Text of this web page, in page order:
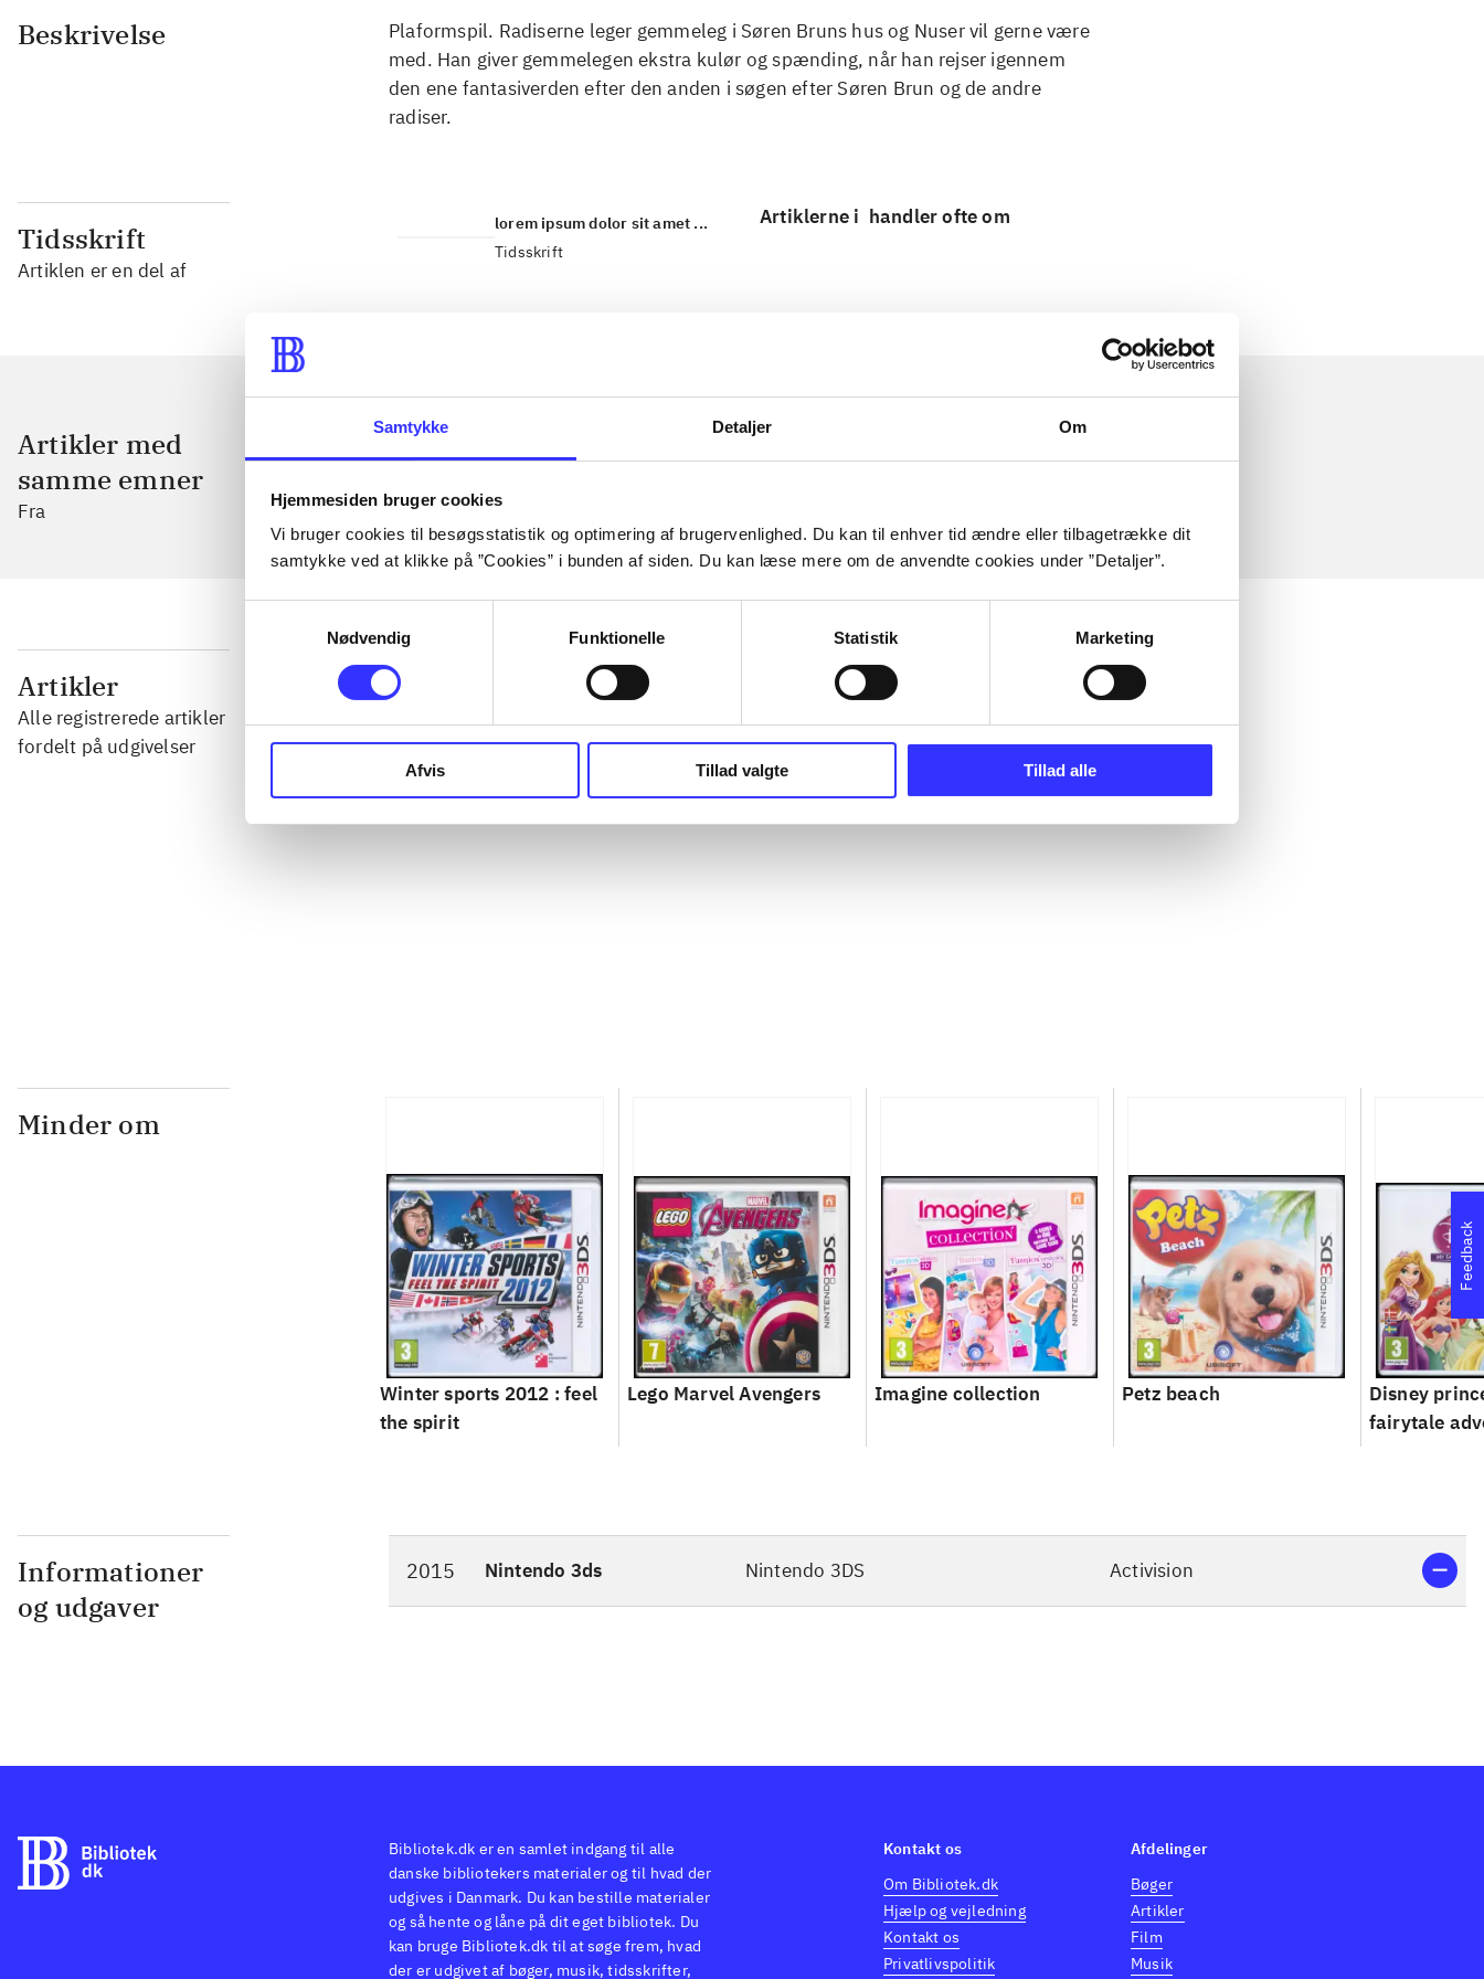
Samtykke Detaljer Om
Hjemmesiden bruger cookies
Vi bruger cookies til besøgsstatistik og optimering af brugervenlighed. Du kan til enhver tid ændre eller tilbagetrække dit
samtykke ved at klikke på ”Cookies” i bunden af siden. Du kan læse mere om de anvendte cookies under ”Detaljer”.
Nødvendig
Funktionelle Statistik Marketing
Afvis Tillad valgte Tillad alle
Beskrivelse
Plaformspil. Radiserne leger gemmeleg i Søren Bruns hus og Nuser vil gerne være
med. Han giver gemmelegen ekstra kulør og spænding, når han rejser igennem
den ene fantasiverden efter den anden i søgen efter Søren Brun og de andre
radiser.
Tidsskrift
Artiklen er en del af
lorem ipsum dolor sit amet ...
Tidsskrift
Artiklerne i handler ofte om
Artikler med
samme emner
Fra
Artikler
Alle registrerede artikler
fordelt på udgivelser
...
...
Minder om
Winter sports 2012 : feel
the spirit
Lego Marvel Avengers Imagine collection Petz beach
Disney
fairytale
Informationer
og udgaver
2015 Nintendo 3ds Nintendo 3DS Activision
Feedback
Bibliotek.dk er en samlet indgang til alle
danske bibliotekers materialer og til hvad der
udgives i Danmark. Du kan bestille materialer
og så hente og låne på dit eget bibliotek. Du
kan bruge Bibliotek.dk til at søge frem, hvad
der er udgivet af bøger, musik, tidsskrifter,
Kontakt os
Om Bibliotek.dk
Hjælp og vejledning
Kontakt os
Privatlivspolitik
Afdelinger
Bøger
Artikler
Film
Musik